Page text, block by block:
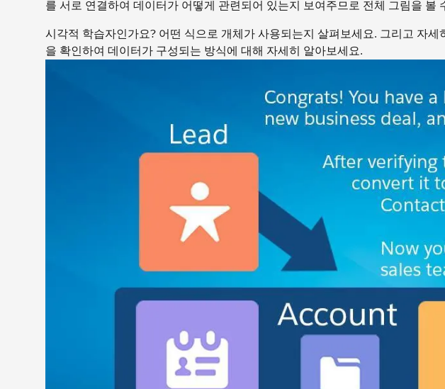
를 서로 연결하여 데이터가 어떻게 관련되어 있는지 보여주므로 전체 그림을 볼
시각적 학습자인가요? 어떤 식으로 개체가 사용되는지 살펴보세요. 그리고 자
을 확인하여 데이터가 구성되는 방식에 대해 자세히 알아보세요.